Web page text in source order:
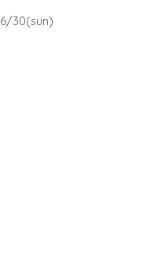
6/30(sun)